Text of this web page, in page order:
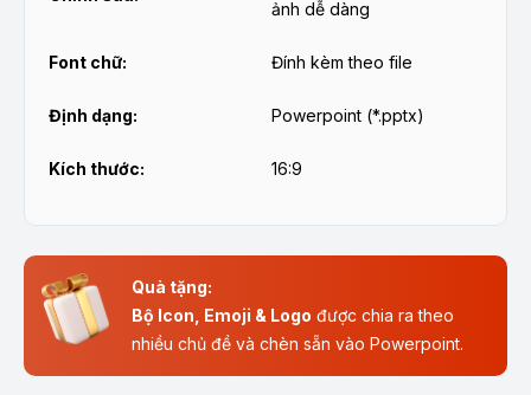
ảnh dễ dàng
Font chữ: Đính kèm theo file
Định dạng: Powerpoint (*.pptx)
Kích thước: 16:9
Quà tặng:
Bộ Icon, Emoji & Logo được chia ra theo
nhiều chủ đề và chèn sẵn vào Powerpoint.